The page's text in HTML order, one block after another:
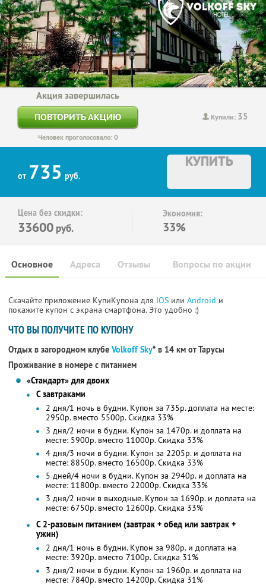
Купили: 35
Акция завершилась
ПОВТОРИТЬ АКЦИЮ
Человек проголосовало: 0
от 735 руб.
КУПИТЬ
Цена без скидки:
33600 руб.
Экономия:
33%
Основное Отзывы Вопросы по акции
Адреса
Скачайте приложение КупиКупона для IOS или Android и
покажите купон с экрана смартфона. Это удобно :)
ЧТО ВЫ ПОЛУЧИТЕ ПО КУПОНУ
Отдых в загородном клубе Volkoff Sky* в 14 км от Тарусы
Проживание в номере с питанием
«Стандарт» для двоих
С завтраками
2 дня/1 ночь в будни. Купон за 735р. доплата на месте:
2950р. вместо 5500р. Скидка 33%
3 дня/2 ночи в будни. Купон за 1470р. и доплата на
месте: 5900р. вместо 11000р. Скидка 33%
4 дня/3 ночи в будни. Купон за 2205р. и доплата на
месте: 8850р. вместо 16500р. Скидка 33%
5 дней/4 ночи в будни. Купон за 2940р. и доплата на
месте: 11800р. вместо 22000р. Скидка 33%
3 дня/2 ночи в выходные. Купон за 1690р. и доплата на
месте: 6750р. вместо 12600р. Скидка 33%
С 2-разовым питанием (завтрак + обед или завтрак +
ужин)
2 дня/1 ночь в будни. Купон за 980р. и доплата на
месте: 3920р. вместо 7100р. Скидка 31%
3 дня/2 ночи в будни. Купон за 1960р. и доплата на
месте: 7840р. вместо 14200р. Скидка 31%